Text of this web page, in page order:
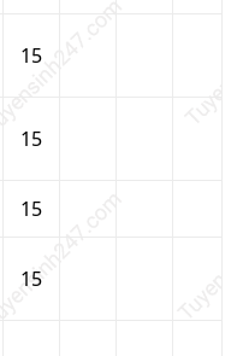
15
15
15
15